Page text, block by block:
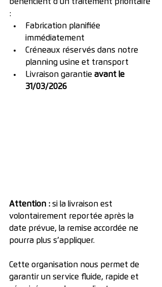
:
Fabrication planifiée
immédiatement
Créneaux réservés dans notre
planning usine et transport
Livraison garantie avant le
31/03/2026
Attention : si la livraison est
volontairement reportée après la
date prévue, la remise accordée ne
pourra plus s’appliquer.
Cette organisation nous permet de
garantir un service fluide, rapide et